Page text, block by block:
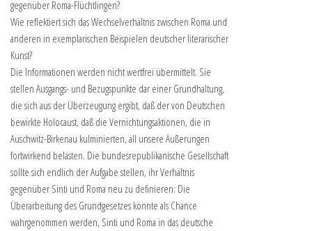
gegenüber Roma-Flüchtlingen?
Wie reflektiert sich das Wechselverhältnis zwischen Roma und
anderen in exemplarischen Beispielen deutscher literarischer
Kunst?
Die Informationen werden nicht wertfrei übermittelt. Sie
stellen Ausgangs- und Bezugspunkte dar einer Grundhaltung,
die sich aus der Überzeugung ergibt, daß der von Deutschen
bewirkte Holocaust, daß die Vernichtungsaktionen, die in
Auschwitz-Birkenau kulminierten, all unsere Äußerungen
fortwirkend belasten. Die bundesrepublikanische Gesellschaft
sollte sich endlich der Aufgabe stellen, ihr Verhältnis
gegenüber Sinti und Roma neu zu definieren: Die
Überarbeitung des Grundgesetzes könnte als Chance
wahrgenommen werden, Sinti und Roma in das deutsche